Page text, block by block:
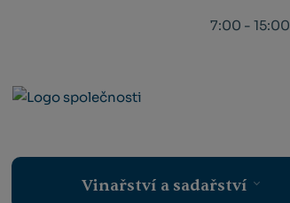
7:00 - 15:00
Vinařství a sadařství